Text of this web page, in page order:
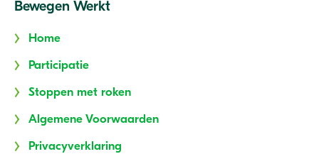
Bewegen Werkt
Home
Participatie
Stoppen met roken
Algemene Voorwaarden
Privacyverklaring